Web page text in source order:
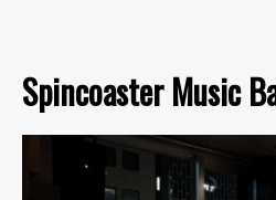
Spincoaster Music